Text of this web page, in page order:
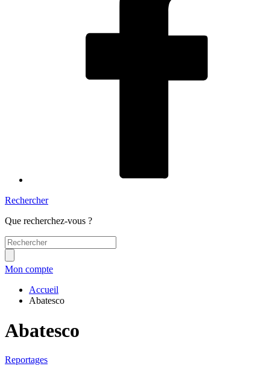
Rechercher
Que recherchez-vous ?
Mon compte
Accueil
Abatesco
Abatesco
Reportages